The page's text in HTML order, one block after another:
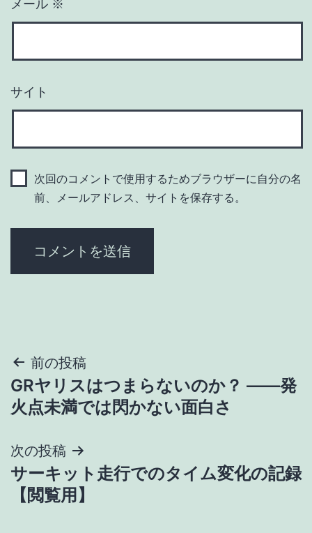
メール ※
サイト
次回のコメントで使用するためブラウザーに自分の名
前、メールアドレス、サイトを保存する。
投
稿
ビ
ゲ
前の投稿
GRヤリスはつまらないのか？ ――発
火点未満では閃かない面白さ
次の投稿
サーキット走行でのタイム変化の記録
【閲覧用】